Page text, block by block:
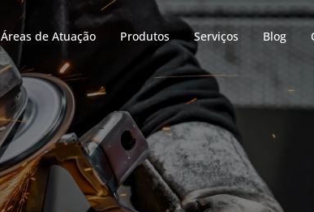
Áreas de Atuação Produtos Serviços Blog